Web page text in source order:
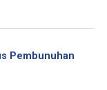
Pembunuhan